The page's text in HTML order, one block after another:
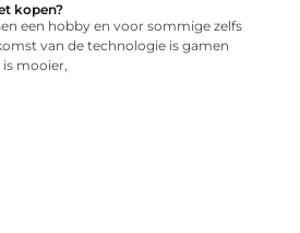
kopen?
een hobby en voor sommige zelfs
van de technologie is gamen
is mooier,